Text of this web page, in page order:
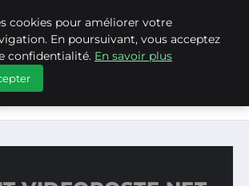
NET RÉVOLUTIONNE LA
cookies pour améliorer votre
En poursuivant, vous acceptez
confidentialité. En savoir plus